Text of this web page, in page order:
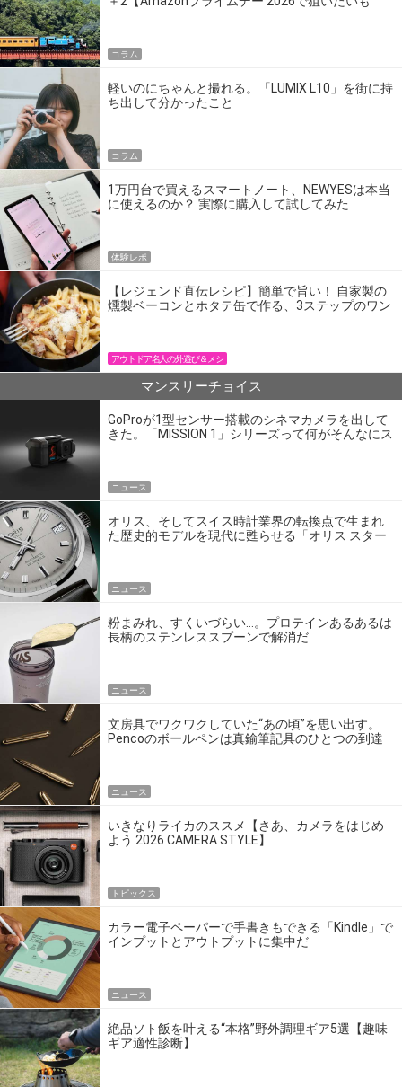
コラム
軽いのにちゃんと撮れる。「LUMIX L10」を街に持
ち出して分かったこと
コラム
1万円台で買えるスマートノート、NEWYESは本当
に使えるのか？ 実際に購入して試してみた
体験レポ
【レジェンド直伝レシピ】簡単で旨い！ 自家製の
燻製ベーコンとホタテ缶で作る、3ステップのワン
アウトドア名人の外遊び＆メシ
マンスリーチョイス
GoProが1型センサー搭載のシネマカメラを出して
きた。「MISSION 1」シリーズって何がそんなにス
ニュース
オリス、そしてスイス時計業界の転換点で生まれ
た歴史的モデルを現代に甦らせる「オリス スター
ニュース
粉まみれ、すくいづらい…。プロテインあるあるは
長柄のステンレススプーンで解消だ
ニュース
文房具でワクワクしていた“あの頃”を思い出す。
Pencoのボールペンは真鍮筆記具のひとつの到達
ニュース
いきなりライカのススメ【さあ、カメラをはじめ
よう 2026 CAMERA STYLE】
トピックス
カラー電子ペーパーで手書きもできる「Kindle」で
インプットとアウトプットに集中だ
ニュース
絶品ソト飯を叶える“本格”野外調理ギア5選【趣味
ギア適性診断】